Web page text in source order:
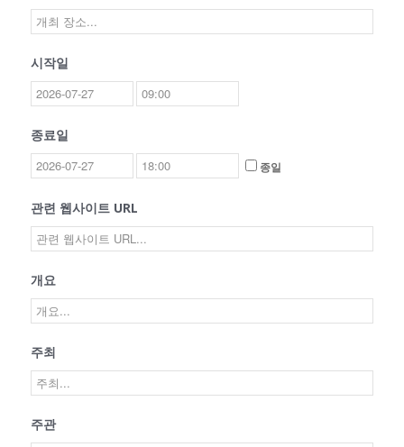
시작일
종료일
종일
관련 웹사이트 URL
개요
주최
주관